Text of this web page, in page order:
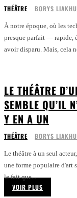
THÉÂTRE BORYS LIAKHU
À notre époque, où les
presque parfait — rapide,
avoir disparu. Mais, cela
LE THÉÂTRE
SEMBLE QU’IL
Y EN A UN
THÉÂTRE BORYS LIAKHU
Le théâtre à un seul
une forme populaire d'art
le fait que...
VOIR PLUS